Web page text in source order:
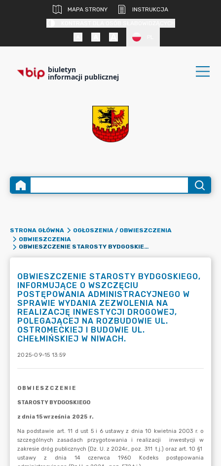
MAPA STRONY
INSTRUKCJA
biuletyn
informacji publicznej
STRONA GŁÓWNA
OGŁOSZENIA / OBWIESZCZENIA
OBWIESZCZENIA
OBWIESZCZENIE STAROSTY BYDGOSKIEGO, INFORMUJĄCE O WSZCZĘCIU POSTĘPOWANIA ADMINISTRACYJNEGO W SPRAWIE WYDANIA ZEZWOLENIA NA REALIZACJĘ INWESTYCJI DROGOWEJ, POLEGAJĄCEJ NA ROZBUDOWIE UL. OSTROMECKIEJ I BUDOWIE UL. CHEŁMIŃSKIEJ W NIWACH.
OBWIESZCZENIE STAROSTY BYDGOSKIEGO,
INFORMUJĄCE O WSZCZĘCIU
POSTĘPOWANIA ADMINISTRACYJNEGO W
SPRAWIE WYDANIA ZEZWOLENIA NA
REALIZACJĘ INWESTYCJI DROGOWEJ,
POLEGAJĄCEJ NA ROZBUDOWIE UL.
OSTROMECKIEJ I BUDOWIE UL.
CHEŁMIŃSKIEJ W NIWACH.
2025-09-15 13:59